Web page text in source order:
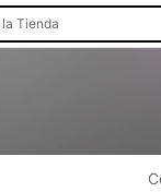
Tienda